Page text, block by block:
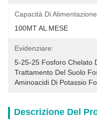
Capacità Di
100MT AL MESE
Evidenziare:
5-25-25 Fosforo Chelato
Trattamento Del Suolo
Aminoacidi Di Potassio
Descrizione Del